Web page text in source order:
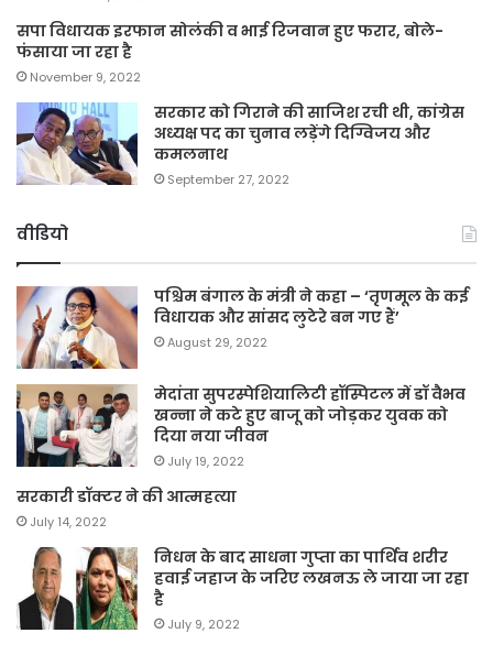
सपा विधायक इरफान सोलंकी व भाई रिजवान हुए फरार, बोले-
फंसाया जा रहा है
November 9, 2022
सरकार को गिराने की साजिश रची थी, कांग्रेस
अध्यक्ष पद का चुनाव लड़ेंगे दिग्विजय और
कमलनाथ
September 27, 2022
वीडियो
पश्चिम बंगाल के मंत्री ने कहा – ‘तृणमूल के कई
विधायक और सांसद लुटेरे बन गए हैं’
August 29, 2022
मेदांता सुपरस्पेशियालिटी हॉस्पिटल में डॉ वैभव
खन्ना ने कटे हुए बाजू को जोड़कर युवक को
दिया नया जीवन
July 19, 2022
सरकारी डॉक्टर ने की आत्महत्या
July 14, 2022
निधन के बाद साधना गुप्ता का पार्थिव शरीर
हवाई जहाज के जरिए लखनऊ ले जाया जा रहा
है
July 9, 2022